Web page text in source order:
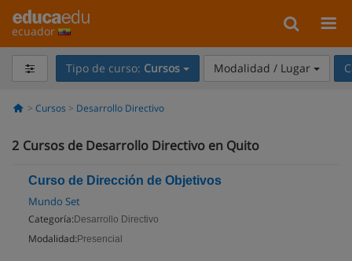
ecuador
Tipo de curso: Cursos Modalidad / Lugar
Cursos Desarrollo Directivo
2 Cursos de Desarrollo Directivo en Quito
Curso de Dirección de Objetivos
Mundo Set
Categoría: Desarrollo Directivo
Modalidad: Presencial